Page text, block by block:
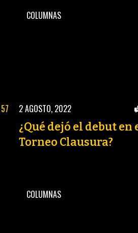
57
COLUMNAS
2 AGOSTO, 2022
¿Qué dejó el debut en
Torneo Clausura?
COLUMNAS